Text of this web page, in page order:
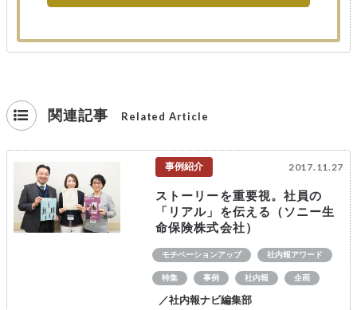
関連記事 Related Article
事例紹介 2017.11.27
ストーリーを重要視。社員の
「リアル」を伝える（ソニー生
命保険株式会社）
モチベーションアップ 社内報アワード
特集 事例 社内報 企画
／社内報ナビ編集部